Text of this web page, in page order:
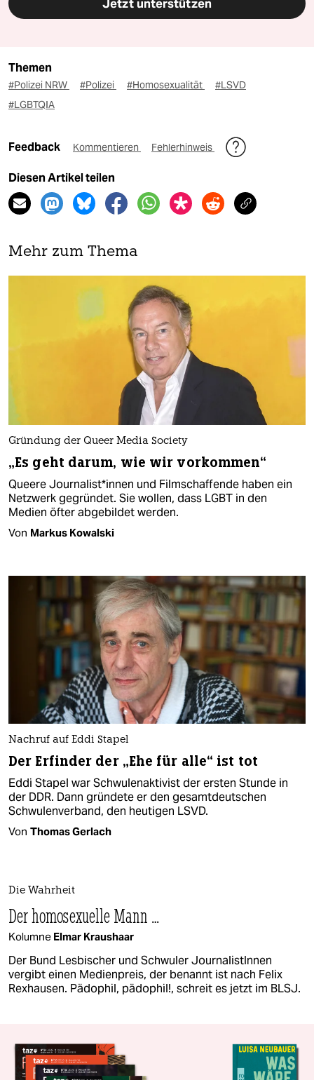
Jetzt unterstützen
Themen
#Polizei NRW #Polizei #Homosexualität
#LSVD
#LGBTQIA
Feedback Kommentieren Fehlerhinweis
Diesen Artikel teilen
Mehr zum Thema
Gründung der Queer Media Society
„Es geht darum, wie wir vorkommen“
Queere Journalist*innen und Filmschaffende haben ein
Netzwerk gegründet. Sie wollen, dass LGBT in den
Medien öfter abgebildet werden.
Von Markus Kowalski
Nachruf auf Eddi Stapel
Der Erfinder der „Ehe für alle“ ist tot
Eddi Stapel war Schwulenaktivist der ersten Stunde in
der DDR. Dann gründete er den gesamtdeutschen
Schwulenverband, den heutigen LSVD.
Von Thomas Gerlach
Die Wahrheit
Der homosexuelle Mann …
Kolumne Elmar Kraushaar
Der Bund Lesbischer und Schwuler JournalistInnen
vergibt einen Medienpreis, der benannt ist nach Felix
Rexhausen. Pädophil, pädophil!, schreit es jetzt im BLSJ.